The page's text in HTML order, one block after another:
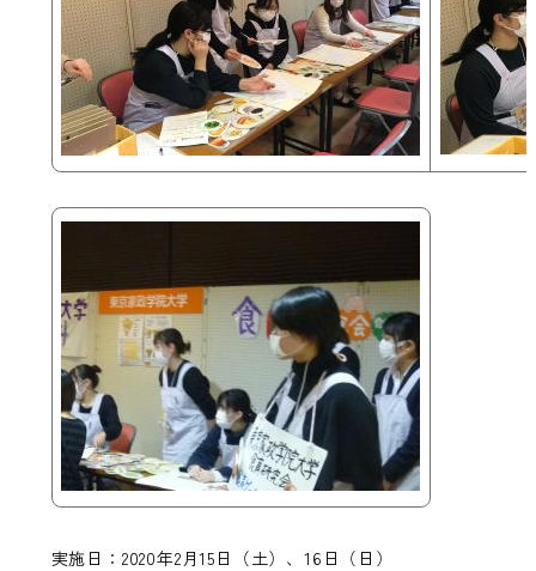
実施日：2020年2月15日（土）、16日（日）